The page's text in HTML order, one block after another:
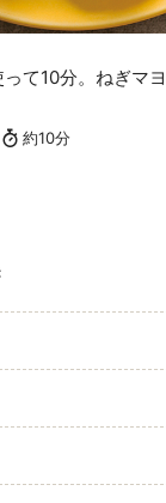
て10分。ねぎマ
約10分